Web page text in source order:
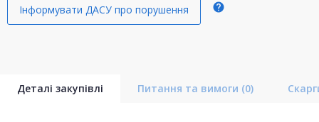
Інформувати ДАСУ про порушення help
Деталі закупівлі Питання та вимоги (0)